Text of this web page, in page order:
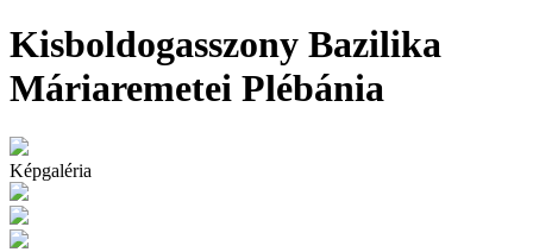
Kisboldogasszony Bazilika
Máriaremetei Plébánia
Képgaléria